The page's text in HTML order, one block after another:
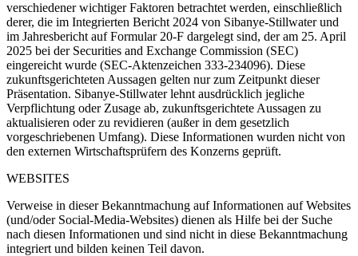
verschiedener wichtiger Faktoren betrachtet werden, einschließlich
derer, die im Integrierten Bericht 2024 von Sibanye-Stillwater und
im Jahresbericht auf Formular 20-F dargelegt sind, der am 25. April
2025 bei der Securities and Exchange Commission (SEC)
eingereicht wurde (SEC-Aktenzeichen 333-234096). Diese
zukunftsgerichteten Aussagen gelten nur zum Zeitpunkt dieser
Präsentation. Sibanye-Stillwater lehnt ausdrücklich jegliche
Verpflichtung oder Zusage ab, zukunftsgerichtete Aussagen zu
aktualisieren oder zu revidieren (außer in dem gesetzlich
vorgeschriebenen Umfang). Diese Informationen wurden nicht von
den externen Wirtschaftsprüfern des Konzerns geprüft.
WEBSITES
Verweise in dieser Bekanntmachung auf Informationen auf Websites
(und/oder Social-Media-Websites) dienen als Hilfe bei der Suche
nach diesen Informationen und sind nicht in diese Bekanntmachung
integriert und bilden keinen Teil davon.